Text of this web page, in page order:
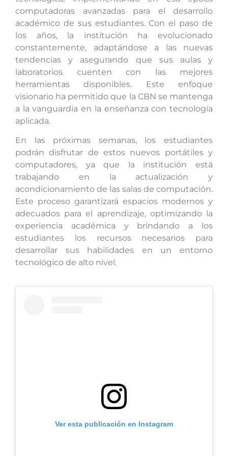
computadoras avanzadas para el desarrollo
académico de sus estudiantes. Con el paso de
los años, la institución ha evolucionado
constantemente, adaptándose a las nuevas
tendencias y asegurando que sus aulas y
laboratorios cuenten con las mejores
herramientas disponibles. Este enfoque
visionario ha permitido que la CBN se mantenga
a la vanguardia en la enseñanza con tecnología
aplicada.
En las próximas semanas, los estudiantes
podrán disfrutar de estos nuevos portátiles y
computadores, ya que la institución está
trabajando en la actualización y
acondicionamiento de las salas de computación.
Este proceso garantizará espacios modernos y
adecuados para el aprendizaje, optimizando la
experiencia académica y brindando a los
estudiantes los recursos necesarios para
desarrollar sus habilidades en un entorno
tecnológico de alto nivel.
Ver esta publicación en Instagram